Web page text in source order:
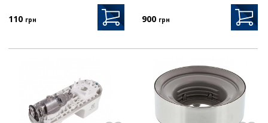
110 грн 900 грн